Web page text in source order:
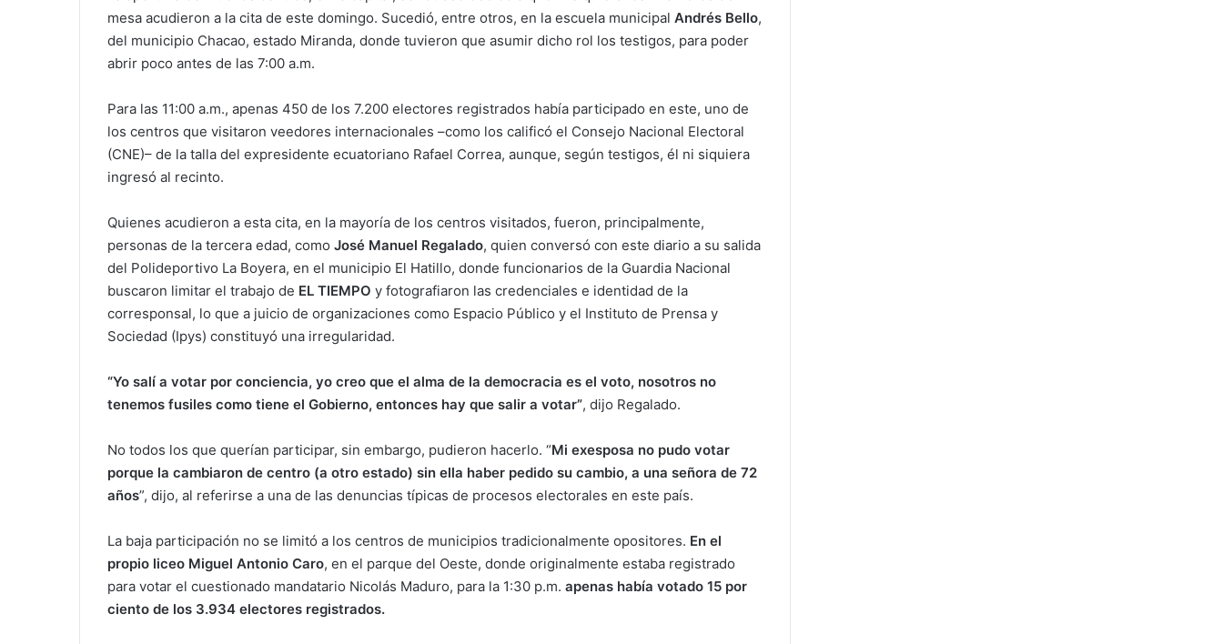
mesa acudieron a la cita de este domingo. Sucedió, entre otros, en la escuela municipal Andrés Bello,
del municipio Chacao, estado Miranda, donde tuvieron que asumir dicho rol los testigos, para poder
abrir poco antes de las 7:00 a.m.
Para las 11:00 a.m., apenas 450 de los 7.200 electores registrados había participado en este, uno de
los centros que visitaron veedores internacionales –como los calificó el Consejo Nacional Electoral
(CNE)– de la talla del expresidente ecuatoriano Rafael Correa, aunque, según testigos, él ni siquiera
ingresó al recinto.
Quienes acudieron a esta cita, en la mayoría de los centros visitados, fueron, principalmente,
personas de la tercera edad, como José Manuel Regalado, quien conversó con este diario a su salida
del Polideportivo La Boyera, en el municipio El Hatillo, donde funcionarios de la Guardia Nacional
buscaron limitar el trabajo de EL TIEMPO y fotografiaron las credenciales e identidad de la
corresponsal, lo que a juicio de organizaciones como Espacio Público y el Instituto de Prensa y
Sociedad (Ipys) constituyó una irregularidad.
“Yo salí a votar por conciencia, yo creo que el alma de la democracia es el voto, nosotros no
tenemos fusiles como tiene el Gobierno, entonces hay que salir a votar”, dijo Regalado.
No todos los que querían participar, sin embargo, pudieron hacerlo. “Mi exesposa no pudo votar
porque la cambiaron de centro (a otro estado) sin ella haber pedido su cambio, a una señora de 72
años”, dijo, al referirse a una de las denuncias típicas de procesos electorales en este país.
La baja participación no se limitó a los centros de municipios tradicionalmente opositores. En el
propio liceo Miguel Antonio Caro, en el parque del Oeste, donde originalmente estaba registrado
para votar el cuestionado mandatario Nicolás Maduro, para la 1:30 p.m. apenas había votado 15 por
ciento de los 3.934 electores registrados.